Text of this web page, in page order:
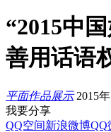
“2015中
善用话语
平面作品展示 2015
我要分享
QQ空间新浪微博QQ